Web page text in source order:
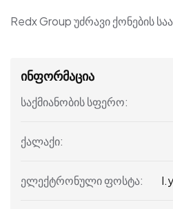
Redx Group უძრავი ქონების
ინფორმაცია
საქმიანობის სფერო:
ქალაქი:
ელექტრონული ფოსტა: